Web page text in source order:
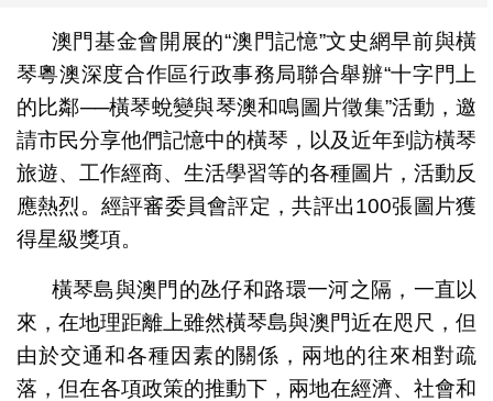
澳門基金會開展的“澳門記憶”文史網早前與橫
琴粵澳深度合作區行政事務局聯合舉辦“十字門上
的比鄰──橫琴蛻變與琴澳和鳴圖片徵集”活動，邀
請市民分享他們記憶中的橫琴，以及近年到訪橫琴
旅遊、工作經商、生活學習等的各種圖片，活動反
應熱烈。經評審委員會評定，共評出100張圖片獲
得星級獎項。
橫琴島與澳門的氹仔和路環一河之隔，一直以
來，在地理距離上雖然橫琴島與澳門近在咫尺，但
由於交通和各種因素的關係，兩地的往來相對疏
落，但在各項政策的推動下，兩地在經濟、社會和